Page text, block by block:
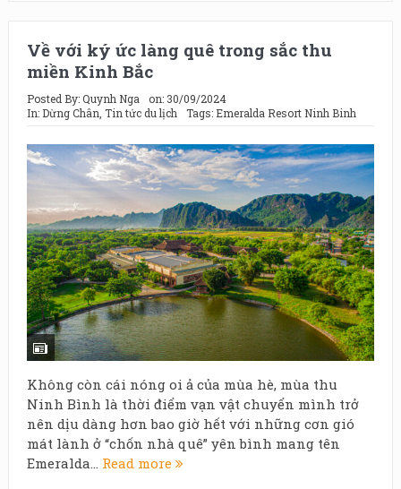
Về với ký ức làng quê trong sắc thu
miền Kinh Bắc
Posted By:Quynh Nga on: 30/09/2024
In: Dừng Chân Tin tức du lịch Tags: Emeralda Resort Ninh Binh
Không còn cái nóng oi ả của mùa hè, mùa thu
Ninh Bình là thời điểm vạn vật chuyển mình trở
nên dịu dàng hơn bao giờ hết với những cơn gió
mát lành ở “chốn nhà quê” yên bình mang tên
Emeralda... Read more